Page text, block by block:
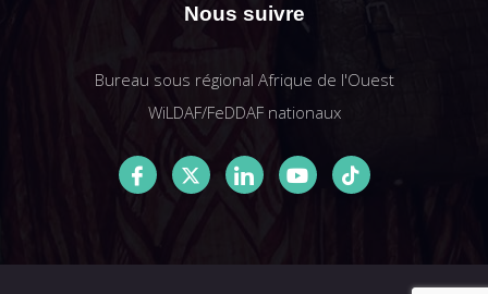
Nous suivre
Bureau sous régional Afrique de l'Ouest
WiLDAF/FeDDAF nationaux